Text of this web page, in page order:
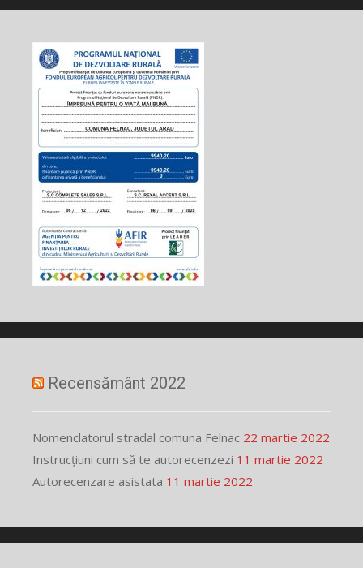
Recensământ 2022
Nomenclatorul stradal comuna Felnac 22 martie 2022
Instrucțiuni cum să te autorecenzezi 11 martie 2022
Autorecenzare asistata 11 martie 2022